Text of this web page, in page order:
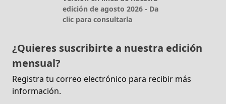
edición de agosto 2026 - Da
clic para consultarla
¿Quieres suscribirte a nuestra edición
mensual?
Registra tu correo electrónico para recibir más
información.